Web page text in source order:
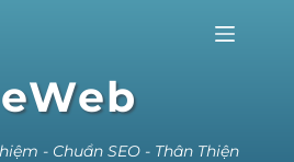
- Chuẩn SEO - Thân Thiện